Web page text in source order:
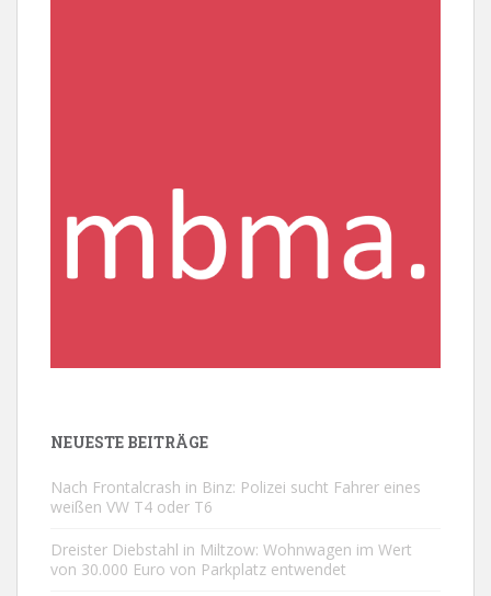
NEUESTE BEITRÄGE
Nach Frontalcrash in Binz: Polizei sucht Fahrer eines
weißen VW T4 oder T6
Dreister Diebstahl in Miltzow: Wohnwagen im Wert
von 30.000 Euro von Parkplatz entwendet